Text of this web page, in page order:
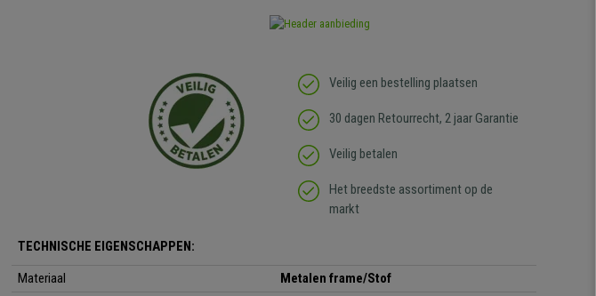
Veilig een bestelling plaatsen
30 dagen Retourrecht, 2 jaar Garantie
Veilig betalen
Het breedste assortiment op de
markt
TECHNISCHE EIGENSCHAPPEN:
Materiaal
Metalen frame/Stof